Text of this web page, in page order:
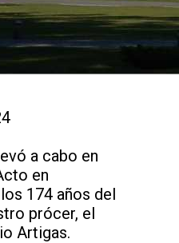
a cabo en
en
174 años del
prócer, el
Artigas.